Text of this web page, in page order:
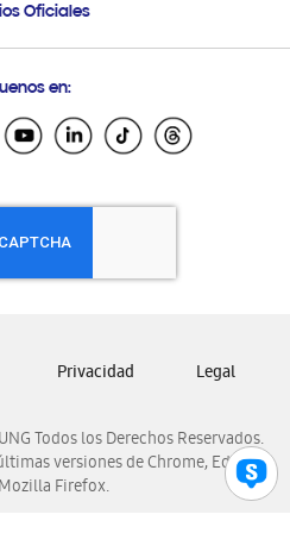
vía eMail
Oficiales
Ecuador
El Salvador
Honduras
Nicaragua
Panamá
Venezuela
en:
Todos los Derechos Reservados.
versiones de Chrome, Edge,
Firefox.
Privacidad Legal